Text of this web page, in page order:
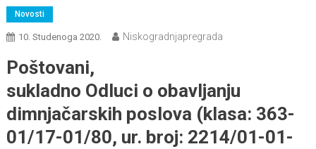
Novosti
10. Studenoga 2020. Niskogradnjapregrada
Poštovani,
sukladno Odluci o obavljanju
dimnjačarskih poslova (klasa: 363-
01/17-01/80, ur. broj: 2214/01-01-